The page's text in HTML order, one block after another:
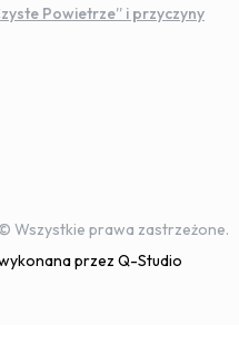
Powietrze” i przyczyny
Wszystkie prawa zastrzeżone.
przez Q-Studio